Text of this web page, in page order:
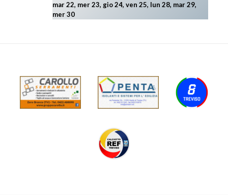
mar 22, mer 23, gio 24, ven 25, lun 28, mar 29,
mer 30